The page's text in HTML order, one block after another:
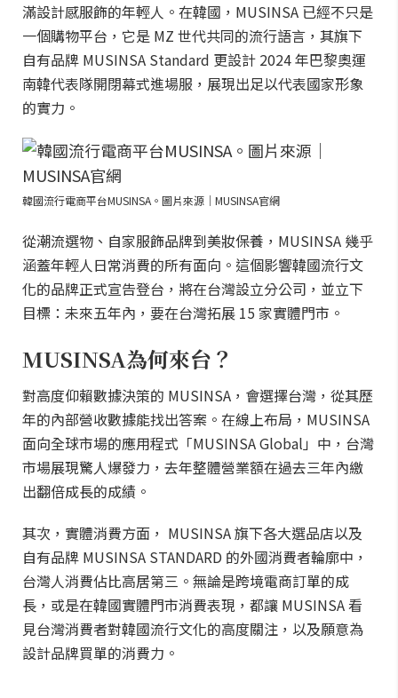
滿設計感服飾的年輕人。在韓國，MUSINSA 已經不只是
一個購物平台，它是 MZ 世代共同的流行語言，其旗下
自有品牌 MUSINSA Standard 更設計 2024 年巴黎奧運
南韓代表隊開閉幕式進場服，展現出足以代表國家形象
的實力。
韓國流行電商平台MUSINSA。圖片來源｜MUSINSA官網
從潮流選物、自家服飾品牌到美妝保養，MUSINSA 幾乎
涵蓋年輕人日常消費的所有面向。這個影響韓國流行文
化的品牌正式宣告登台，將在台灣設立分公司，並立下
目標：未來五年內，要在台灣拓展 15 家實體門市。
MUSINSA為何來台？
對高度仰賴數據決策的 MUSINSA，會選擇台灣，從其歷
年的內部營收數據能找出答案。在線上布局，MUSINSA
面向全球市場的應用程式「MUSINSA Global」中，台灣
市場展現驚人爆發力，去年整體營業額在過去三年內繳
出翻倍成長的成績。
其次，實體消費方面， MUSINSA 旗下各大選品店以及
自有品牌 MUSINSA STANDARD 的外國消費者輪廓中，
台灣人消費佔比高居第三。無論是跨境電商訂單的成
長，或是在韓國實體門市消費表現，都讓 MUSINSA 看
見台灣消費者對韓國流行文化的高度關注，以及願意為
設計品牌買單的消費力。